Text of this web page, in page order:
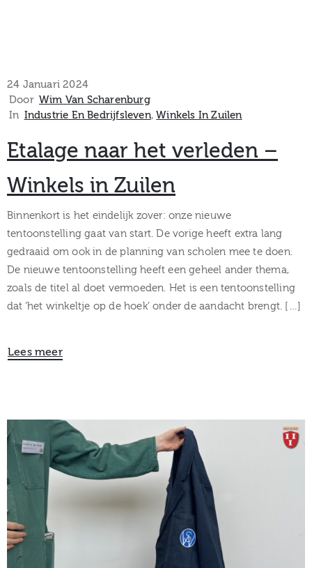
24 Januari 2024
Door Wim Van Scharenburg
In Industrie En Bedrijfsleven‚Winkels In Zuilen
Etalage naar het verleden –
Winkels in Zuilen
Binnenkort is het eindelijk zover: onze nieuwe
tentoonstelling gaat van start. De vorige heeft extra lang
gedraaid om ook in de planning van scholen mee te doen.
De nieuwe tentoonstelling heeft een geheel ander thema,
zoals de titel al doet vermoeden. Het is een tentoonstelling
dat ‘het winkeltje op de hoek’ onder de aandacht brengt. […]
Lees meer